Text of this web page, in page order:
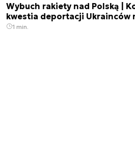
Wybuch rakiety nad Polską |
kwestia deportacji Ukrainców
1 min.